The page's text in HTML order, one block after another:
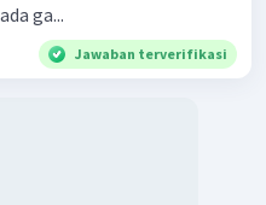
ga...
Jawaban terverifikasi